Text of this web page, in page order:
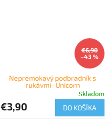
€6,90
–43 %
Nepremokavý podbradník s
rukávmi- Unicorn
Skladom
€3,90 DO KOŠÍKA